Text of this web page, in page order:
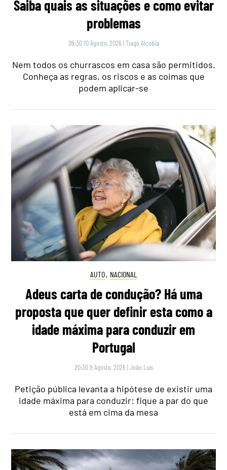
Saiba quais as situações e como evitar
problemas
09:30 10 Agosto, 2026 |Tiago Alcobia
Nem todos os churrascos em casa são permitidos.
Conheça as regras, os riscos e as coimas que
podem aplicar-se
AUTO, NACIONAL
Adeus carta de condução? Há uma
proposta que quer definir esta como a
idade máxima para conduzir em
Portugal
20:30 9 Agosto, 2026 |João Luís
Petição pública levanta a hipótese de existir uma
idade máxima para conduzir: fique a par do que
está em cima da mesa